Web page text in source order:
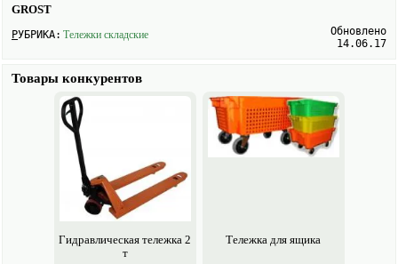
GROST
РУБРИКА: Тележки складские
Обновлено
14.06.17
Товары конкурентов
Гидравлическая тележка 2
т
Тележка для ящика